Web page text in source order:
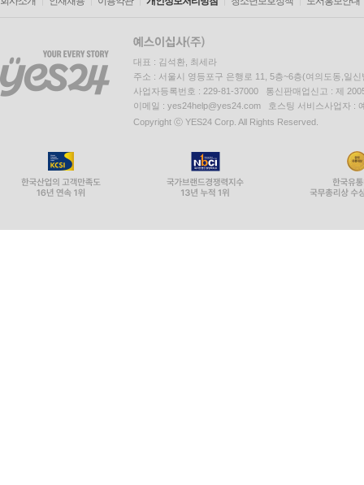
대표 : 김석환, 최세라
주소 : 서울시 영등포구 은행로 11, 5층~6층(여의도동,일신
사업자등록번호 : 229-81-37000 통신판매업신고 : 제
이메일 : yes24help@yes24.com 호스팅 서비스사업자 :
Copyright ⓒ YES24 Corp. All Rights Reserved.